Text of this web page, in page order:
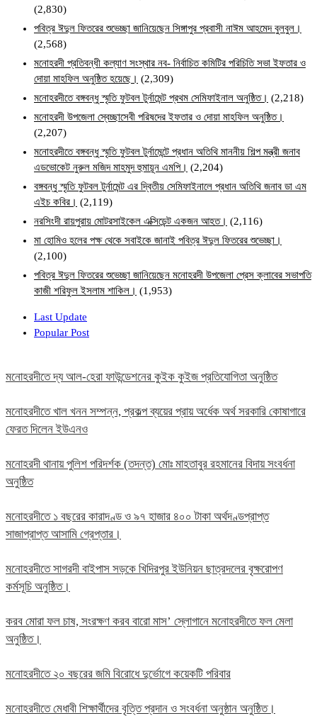
(2,830)
পবিত্র ঈদুল ফিতরের শুভেচ্ছা জানিয়েছেন সিঙ্গাপুর প্রবাসী নাঈম আহমেদ বুলবুল।
(2,568)
মনোহরদী প্রতিবন্ধী কল্যাণ সংস্থার নব- নির্বাচিত কমিটির পরিচিতি সভা ইফতার ও
দোয়া মাহফিল অনুষ্ঠিত হয়েছে। (2,309)
মনোহরদীতে বঙ্গবন্ধু স্মৃতি ফুটবল টুর্নামেন্ট প্রথম সেমিফাইনাল অনুষ্ঠিত। (2,218)
মনোহরদী উপজেলা স্বেচ্ছাসেবী পরিষদের ইফতার ও দোয়া মাহফিল অনুষ্ঠিত।
(2,207)
মনোহরদীতে বঙ্গবন্ধু স্মৃতি ফুটবল টুর্নামেন্টে প্রধান অতিথি মাননীয় শিল্প মন্ত্রী জনাব
এডভোকেট নুরুল মজিদ মাহমুদ হুমায়ূন এমপি। (2,204)
বঙ্গবন্ধু স্মৃতি ফুটবল টুর্নামেন্ট এর দ্বিতীয় সেমিফাইনালে প্রধান অতিথি জনাব ডা এম
এইচ কবির। (2,119)
নরসিংদী রায়পুরায় মোটরসাইকেল এক্সিডেন্ট একজন আহত। (2,116)
মা হোমিও হলের পক্ষ থেকে সবাইকে জানাই পবিত্র ঈদুল ফিতরের শুভেচ্ছা।
(2,100)
পবিত্র ঈদুল ফিতরের শুভেচ্ছা জানিয়েছেন মনোহরদী উপজেলা প্রেস ক্লাবের সভাপতি
কাজী শরিফুল ইসলাম শাকিল। (1,953)
Last Update
Popular Post
মনোহরদীতে দ্য আল-হেরা ফাউন্ডেশনের কুইক কুইজ প্রতিযোগিতা অনুষ্ঠিত
মনোহরদীতে খাল খনন সম্পন্ন, প্রকল্প ব্যয়ের প্রায় অর্ধেক অর্থ সরকারি কোষাগারে
ফেরত দিলেন ইউএনও
মনোহরদী থানায় পুলিশ পরিদর্শক (তদন্ত) মোঃ মাহতাবুর রহমানের বিদায় সংবর্ধনা
অনুষ্ঠিত
মনোহরদীতে ১ বছরের কারাদণ্ড ও ৯৭ হাজার ৪০০ টাকা অর্থদণ্ডপ্রাপ্ত
সাজাপ্রাপ্ত আসামি গ্রেপ্তার।
মনোহরদীতে সাগরদী বাইপাস সড়কে খিদিরপুর ইউনিয়ন ছাত্রদলের বৃক্ষরোপণ
কর্মসূচি অনুষ্ঠিত।
করব মোরা ফল চাষ, সংরক্ষণ করব বারো মাস’ স্লোগানে মনোহরদীতে ফল মেলা
অনুষ্ঠিত।
মনোহরদীতে ২০ বছরের জমি বিরোধে দুর্ভোগে কয়েকটি পরিবার
মনোহরদীতে মেধাবী শিক্ষার্থীদের বৃত্তি প্রদান ও সংবর্ধনা অনুষ্ঠান অনুষ্ঠিত।